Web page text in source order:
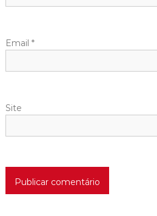
Email *
Site